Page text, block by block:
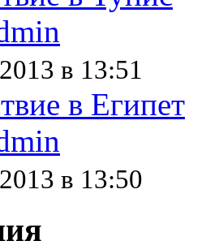
в 13:51
в Египет
в 13:50